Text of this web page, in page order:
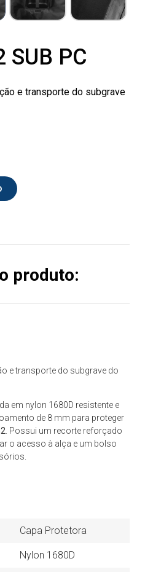
SUB PC
e transporte do subgrave
produto:
e transporte do subgrave do
em nylon 1680D resistente e
de 8 mm para proteger
. Possui um recorte reforçado
o acesso à alça e um bolso
Capa Protetora
Nylon 1680D